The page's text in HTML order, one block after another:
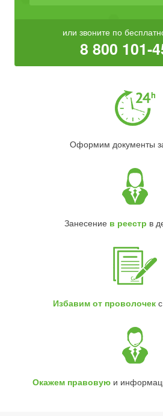
или звоните по
8 800 101-
Оформим документы
Занесение в реестр в
Избавим от проволочекс
Окажем правовую и